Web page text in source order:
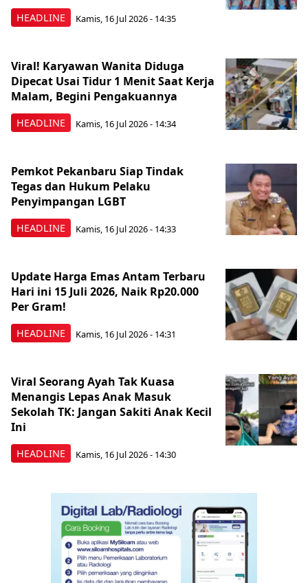
HEADLINE Kamis, 16 Jul 2026 - 14:35
HEADLINE
Viral! Karyawan Wanita Diduga
Dipecat Usai Tidur 1 Menit Saat Kerja
Malam, Begini Pengakuannya
Kamis, 16 Jul 2026 - 14:34
HEADLINE
Pemkot Pekanbaru Siap Tindak
Tegas dan Hukum Pelaku
Penyimpangan LGBT
Kamis, 16 Jul 2026 - 14:33
HEADLINE
Update Harga Emas Antam Terbaru
Hari ini 15 Juli 2026, Naik Rp20.000
Per Gram!
Kamis, 16 Jul 2026 - 14:31
HEADLINE
Viral Seorang Ayah Tak Kuasa
Menangis Lepas Anak Masuk
Sekolah TK: Jangan Sakiti Anak Kecil
Ini
Kamis, 16 Jul 2026 - 14:30